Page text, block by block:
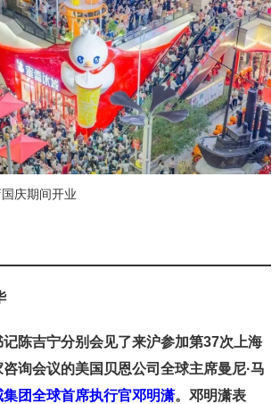
庆期间开业
陈吉宁分别会见了来沪参加第37次上海
询会议的美国贝恩公司全球主席曼尼·马
集团全球首席执行官邓明潇。邓明潇表